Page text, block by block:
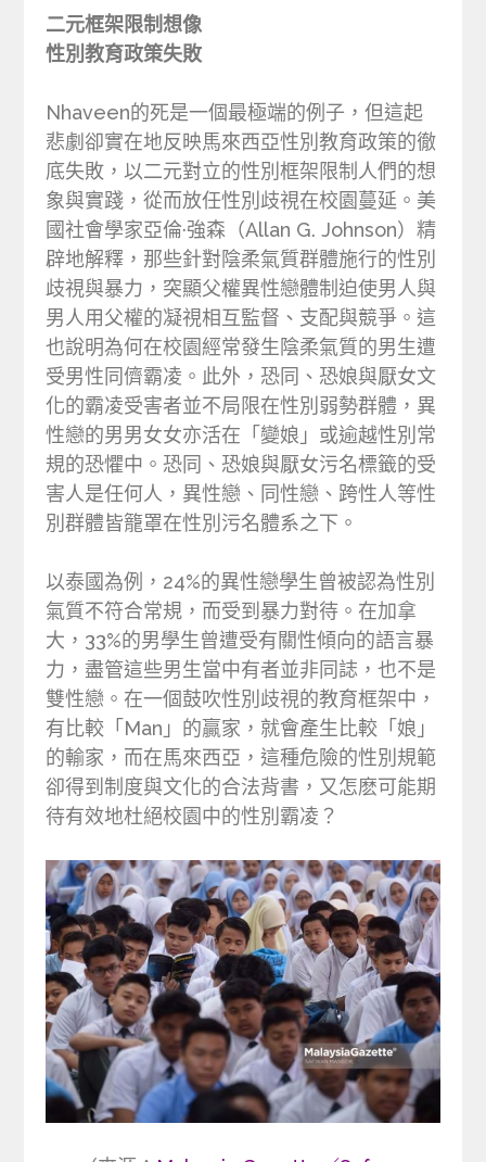
二元框架限制想像
性別教育政策失敗
Nhaveen的死是一個最極端的例子，但這起
悲劇卻實在地反映馬來西亞性別教育政策的徹
底失敗，以二元對立的性別框架限制人們的想
象與實踐，從而放任性別歧視在校園蔓延。美
國社會學家亞倫·強森（Allan G. Johnson）精
辟地解釋，那些針對陰柔氣質群體施行的性別
歧視與暴力，突顯父權異性戀體制迫使男人與
男人用父權的凝視相互監督、支配與競爭。這
也說明為何在校園經常發生陰柔氣質的男生遭
受男性同儕霸凌。此外，恐同、恐娘與厭女文
化的霸凌受害者並不局限在性別弱勢群體，異
性戀的男男女女亦活在「變娘」或逾越性別常
規的恐懼中。恐同、恐娘與厭女污名標籤的受
害人是任何人，異性戀、同性戀、跨性人等性
別群體皆籠罩在性別污名體系之下。
以泰國為例，24%的異性戀學生曾被認為性別
氣質不符合常規，而受到暴力對待。在加拿
大，33%的男學生曾遭受有關性傾向的語言暴
力，盡管這些男生當中有者並非同誌，也不是
雙性戀。在一個鼓吹性別歧視的教育框架中，
有比較「Man」的贏家，就會產生比較「娘」
的輸家，而在馬來西亞，這種危險的性別規範
卻得到制度與文化的合法背書，又怎麽可能期
待有效地杜絕校園中的性別霸凌？